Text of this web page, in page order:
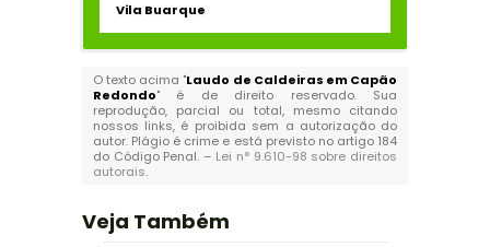
Vila Buarque
O texto acima "Laudo de Caldeiras em Capão
Redondo" é de direito reservado. Sua
reprodução, parcial ou total, mesmo citando
nossos links, é proibida sem a autorização do
autor. Plágio é crime e está previsto no artigo 184
do Código Penal. – Lei n° 9.610-98 sobre direitos
autorais.
Veja Também